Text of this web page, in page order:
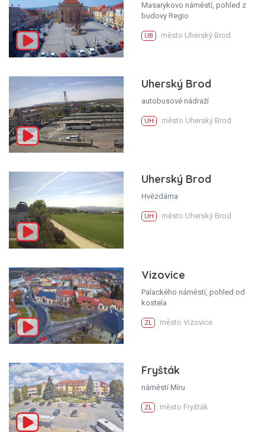
Masarykovo náměstí, pohled z
budovy Regio
UB město Uherský Brod
Uherský Brod
autobusové nádraží
UH město Uherský Brod
Uherský Brod
Hvězdárna
UH město Uherský Brod
Vizovice
Palackého náměstí, pohled od
kostela
ZL město Vizovice
Fryšták
náměstí Míru
ZL město Fryšták